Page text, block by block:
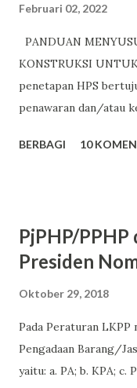
Februari 02, 2022
PANDUAN
KONSTRUKSI
penetapan HPS
penawaran dan/atau
untuk menetapkan
Pemerintah nomor 16
pelaksanaan undang-
Pelaksanaan
atau pengawasan
Kegiatan. File dapat
BERBAGI 10
PjPHP/
Presiden
Oktober 29, 2018
Pada Peraturan LKPP
Pengadaan Barang/
yaitu: a. PA; b. KPA; c.